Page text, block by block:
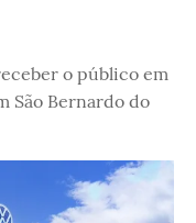
o público em
São Bernardo do